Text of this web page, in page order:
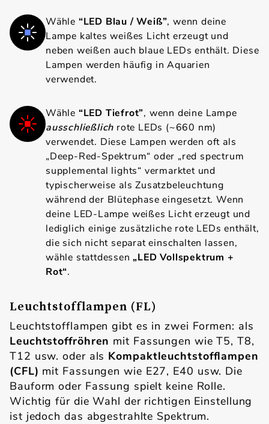
Wähle “LED Blau / Weiß”, wenn deine
Lampe kaltes weißes Licht erzeugt und
neben weißen auch blaue LEDs enthält. Diese
Lampen werden häufig in Aquarien
verwendet.
Wähle “LED Tiefrot”, wenn deine Lampe
ausschließlich rote LEDs (~660 nm)
verwendet. Diese Lampen werden oft als
„Deep-Red-Spektrum“ oder „red spectrum
supplemental lights“ vermarktet und
typischerweise als Zusatzbeleuchtung
während der Blütephase eingesetzt. Wenn
deine LED-Lampe weißes Licht erzeugt und
lediglich einige zusätzliche rote LEDs enthält,
die sich nicht separat einschalten lassen,
wähle stattdessen„LED Vollspektrum +
Rot“.
Leuchtstofflampen (FL)
Leuchtstofflampen gibt es in zwei Formen: als
Leuchtstoffröhren mit Fassungen wie T5, T8,
T12 usw. oder als Kompaktleuchtstofflampen
(CFL) mit Fassungen wie E27, E40 usw. Die
Bauform oder Fassung spielt keine Rolle.
Wichtig für die Wahl der richtigen Einstellung
ist jedoch das abgestrahlte Spektrum.